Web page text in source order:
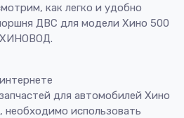
как легко и удобно
ДВС для модели Хино 500
ХИНОВОД.
для автомобилей Хино
использовать